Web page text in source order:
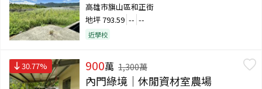
高雄市旗山區和正街
地坪793.59 -- --
近學校
30.77% 900萬 1,300萬
內門綠境｜休閒資材室農場